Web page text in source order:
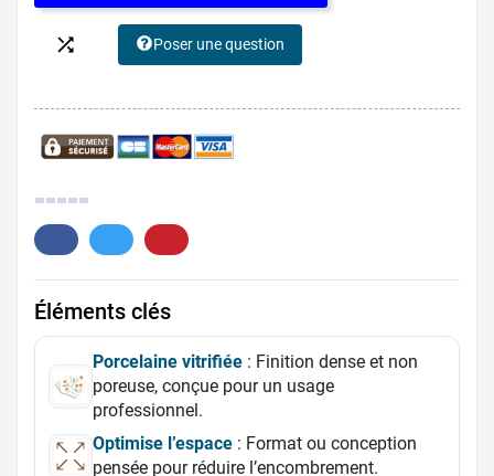
 Poser une question
Éléments clés
Porcelaine vitrifiée : Finition dense et non
poreuse, conçue pour un usage
professionnel.
Optimise l’espace : Format ou conception
pensée pour réduire l’encombrement.